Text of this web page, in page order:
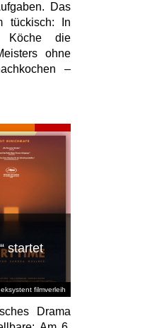
Das
tückisch: In
Köche die
ohne
–
filmverleih
startet
Drama